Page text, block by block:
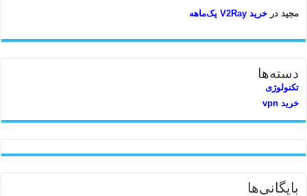
مجید درخرید V2Ray یک‌ماهه
دسته‌ها
تکنولوژی
خرید vpn
بایگانی‌ها